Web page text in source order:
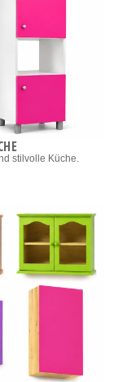
stilvolle Küche.